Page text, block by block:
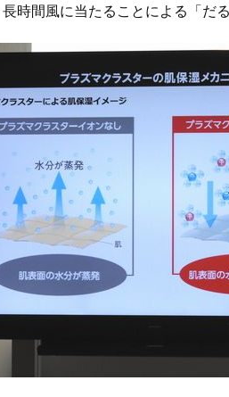
時間風に当たることによる「だ